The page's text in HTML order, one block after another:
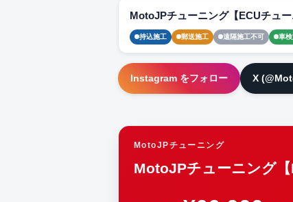
MotoJPチューニング【ECUチュー
持込施工 郵送施工 遠隔施工不可 車
Instagram をフォロー X
MotoJPチューニング
MotoJPチューニング【